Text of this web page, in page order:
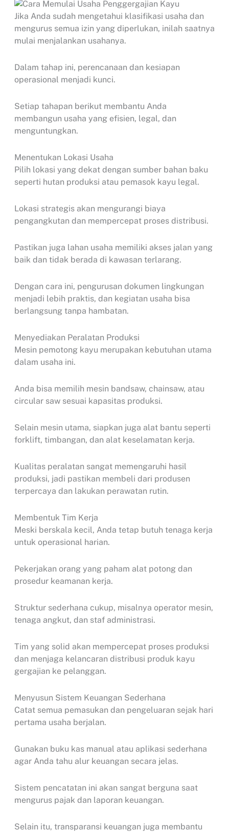
Jika Anda sudah mengetahui klasifikasi usaha dan
mengurus semua izin yang diperlukan, inilah saatnya
mulai menjalankan usahanya.
Dalam tahap ini, perencanaan dan kesiapan
operasional menjadi kunci.
Setiap tahapan berikut membantu Anda
membangun usaha yang efisien, legal, dan
menguntungkan.
Menentukan Lokasi Usaha
Pilih lokasi yang dekat dengan sumber bahan baku
seperti hutan produksi atau pemasok kayu legal.
Lokasi strategis akan mengurangi biaya
pengangkutan dan mempercepat proses distribusi.
Pastikan juga lahan usaha memiliki akses jalan yang
baik dan tidak berada di kawasan terlarang.
Dengan cara ini, pengurusan dokumen lingkungan
menjadi lebih praktis, dan kegiatan usaha bisa
berlangsung tanpa hambatan.
Menyediakan Peralatan Produksi
Mesin pemotong kayu merupakan kebutuhan utama
dalam usaha ini.
Anda bisa memilih mesin bandsaw, chainsaw, atau
circular saw sesuai kapasitas produksi.
Selain mesin utama, siapkan juga alat bantu seperti
forklift, timbangan, dan alat keselamatan kerja.
Kualitas peralatan sangat memengaruhi hasil
produksi, jadi pastikan membeli dari produsen
terpercaya dan lakukan perawatan rutin.
Membentuk Tim Kerja
Meski berskala kecil, Anda tetap butuh tenaga kerja
untuk operasional harian.
Pekerjakan orang yang paham alat potong dan
prosedur keamanan kerja.
Struktur sederhana cukup, misalnya operator mesin,
tenaga angkut, dan staf administrasi.
Tim yang solid akan mempercepat proses produksi
dan menjaga kelancaran distribusi produk kayu
gergajian ke pelanggan.
Menyusun Sistem Keuangan Sederhana
Catat semua pemasukan dan pengeluaran sejak hari
pertama usaha berjalan.
Gunakan buku kas manual atau aplikasi sederhana
agar Anda tahu alur keuangan secara jelas.
Sistem pencatatan ini akan sangat berguna saat
mengurus pajak dan laporan keuangan.
Selain itu, transparansi keuangan juga membantu